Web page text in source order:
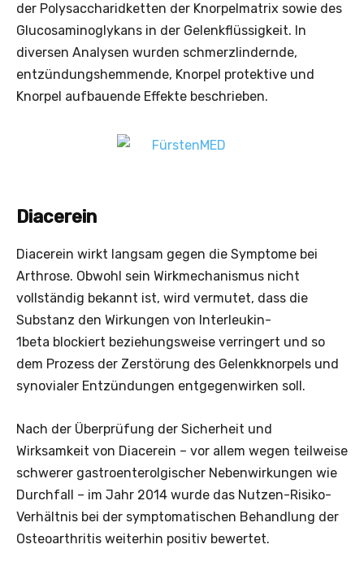
der Polysaccharidketten der Knorpelmatrix sowie des
Glucosaminoglykans in der Gelenkflüssigkeit. In
diversen Analysen wurden schmerzlindernde,
entzündungshemmende, Knorpel protektive und
Knorpel aufbauende Effekte beschrieben.
Diacerein
Diacerein wirkt langsam gegen die Symptome bei
Arthrose. Obwohl sein Wirkmechanismus nicht
vollständig bekannt ist, wird vermutet, dass die
Substanz den Wirkungen von Interleukin-
1beta blockiert beziehungsweise verringert und so
dem Prozess der Zerstörung des Gelenkknorpels und
synovialer Entzündungen entgegenwirken soll.
Nach der Überprüfung der Sicherheit und
Wirksamkeit von Diacerein – vor allem wegen teilweise
schwerer gastroenterolgischer Nebenwirkungen wie
Durchfall – im Jahr 2014 wurde das Nutzen-Risiko-
Verhältnis bei der symptomatischen Behandlung der
Osteoarthritis weiterhin positiv bewertet.